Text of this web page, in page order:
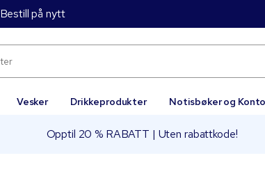
Bestill på nytt
Vesker Drikkeprodukter Notisbøker og
Opptil 20 % RABATT | Uten rabattkode!